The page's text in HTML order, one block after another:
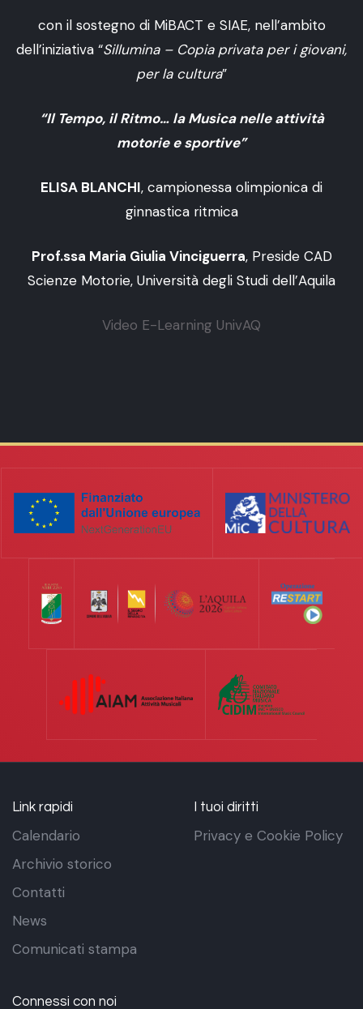
con il sostegno di MiBACT e SIAE, nell’ambito
dell’iniziativa “Sillumina – Copia privata per i giovani,
per la cultura”
“Il Tempo, il Ritmo… la Musica nelle attività
motorie e sportive”
ELISA BLANCHI, campionessa olimpionica di
ginnastica ritmica
Prof.ssa Maria Giulia Vinciguerra, Preside CAD
Scienze Motorie, Università degli Studi dell’Aquila
Video E-Learning UnivAQ
Link rapidi
Calendario
Archivio storico
Contatti
News
Comunicati stampa
I tuoi diritti
Privacy e Cookie Policy
Connessi con noi